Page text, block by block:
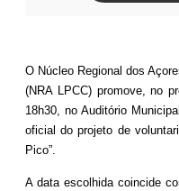
O Núcleo Regional dos
(NRA LPCC) promove, no
18h30, no Auditório
oficial do projeto de
Pico”.
A data escolhida coincide